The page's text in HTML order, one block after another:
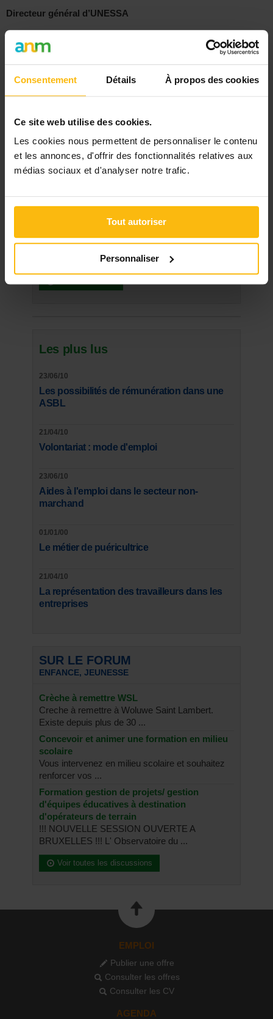
Consentement Détails À propos des cookies
Ce site web utilise des cookies.
Les cookies nous permettent de personnaliser le contenu
et les annonces, d'offrir des fonctionnalités relatives aux
médias sociaux et d'analyser notre trafic.
Tout autoriser
Personnaliser
Directeur général d’UNESSA
Réagir
« Retour
Rechercher
DERNIER DOSSIER
Les plus lus
23/06/10
Les possibilités de rémunération dans une
ASBL
21/04/10
Volontariat : mode d'emploi
23/06/10
Aides à l'emploi dans le secteur non-
marchand
01/01/00
Le métier de puéricultrice
21/04/10
La représentation des travailleurs dans les
entreprises
SUR LE FORUM
ENFANCE, JEUNESSE
Crèche à remettre WSL
Creche à remettre à Woluwe Saint Lambert.
Existe depuis plus de 30 ...
Concevoir et animer une formation en milieu
scolaire
Vous intervenez en milieu scolaire et souhaitez
renforcer vos ...
Formation gestion de projets/ gestion
d'équipes éducatives à destination
d'opérateurs de terrain
!!! NOUVELLE SESSION OUVERTE A
BRUXELLES !!! L' Observatoire du ...
Voir toutes les discussions
EMPLOI
Publier une offre
Consulter les offres
Consulter les CV
AGENDA